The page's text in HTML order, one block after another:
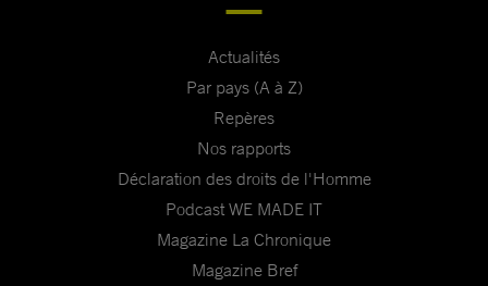
Actualités
Par pays (A à Z)
Repères
Nos rapports
Déclaration des droits de l'Homme
Podcast WE MADE IT
Magazine La Chronique
Magazine Bref